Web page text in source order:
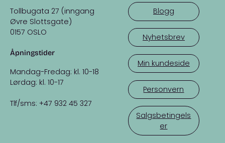
Tollbugata 27 (inngang
Øvre Slottsgate)
0157 OSLO
Åpningstider
Mandag-Fredag: kl. 10-18
Lørdag: kl. 10-17
Tlf/sms: +47 932 45 327
Blogg
Nyhetsbrev
Min kundeside
Personvern
Salgsbetingels
er